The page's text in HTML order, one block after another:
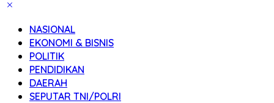
NASIONAL
EKONOMI & BISNIS
POLITIK
PENDIDIKAN
DAERAH
SEPUTAR TNI/POLRI